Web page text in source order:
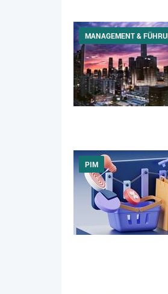
MANAGEMENT &
PIM